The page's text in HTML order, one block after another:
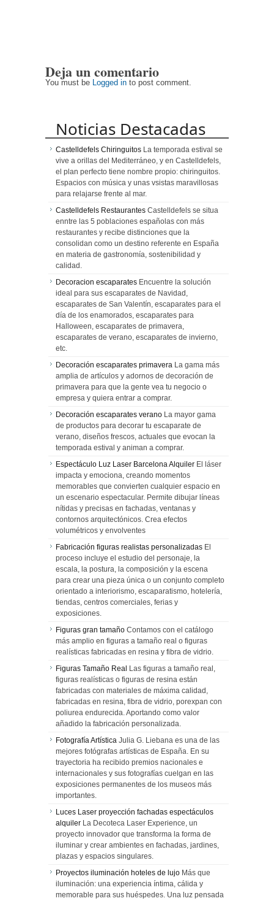
Deja un comentario
You must be Logged in to post comment.
Noticias Destacadas
Castelldefels Chiringuitos La temporada estival se
vive a orillas del Mediterráneo, y en Castelldefels,
el plan perfecto tiene nombre propio: chiringuitos.
Espacios con música y unas vsistas maravillosas
para relajarse frente al mar.
Castelldefels Restaurantes Castelldefels se situa
enntre las 5 poblaciones españolas con más
restaurantes y recibe distinciones que la
consolidan como un destino referente en España
en materia de gastronomía, sostenibilidad y
calidad.
Decoracion escaparates Encuentre la solución
ideal para sus escaparates de Navidad,
escaparates de San Valentín, escaparates para el
día de los enamorados, escaparates para
Halloween, escaparates de primavera,
escaparates de verano, escaparates de invierno,
etc.
Decoración escaparates primavera La gama más
amplia de artículos y adornos de decoración de
primavera para que la gente vea tu negocio o
empresa y quiera entrar a comprar.
Decoración escaparates verano La mayor gama
de productos para decorar tu escaparate de
verano, diseños frescos, actuales que evocan la
temporada estival y animan a comprar.
Espectáculo Luz Laser Barcelona Alquiler El láser
impacta y emociona, creando momentos
memorables que convierten cualquier espacio en
un escenario espectacular. Permite dibujar líneas
nítidas y precisas en fachadas, ventanas y
contornos arquitectónicos. Crea efectos
volumétricos y envolventes
Fabricación figuras realistas personalizadas El
proceso incluye el estudio del personaje, la
escala, la postura, la composición y la escena
para crear una pieza única o un conjunto completo
orientado a interiorismo, escaparatismo, hotelería,
tiendas, centros comerciales, ferias y
exposiciones.
Figuras gran tamaño Contamos con el catálogo
más amplio en figuras a tamaño real o figuras
realísticas fabricadas en resina y fibra de vidrio.
Figuras Tamaño Real Las figuras a tamaño real,
figuras realísticas o figuras de resina están
fabricadas con materiales de máxima calidad,
fabricadas en resina, fibra de vidrio, porexpan con
poliurea endurecida. Aportando como valor
añadido la fabricación personalizada.
Fotografía Artística Julia G. Liebana es una de las
mejores fotógrafas artísticas de España. En su
trayectoria ha recibido premios nacionales e
internacionales y sus fotografías cuelgan en las
exposiciones permanentes de los museos más
importantes.
Luces Laser proyección fachadas espectáculos
alquiler La Decoteca Laser Experience, un
proyecto innovador que transforma la forma de
iluminar y crear ambientes en fachadas, jardines,
plazas y espacios singulares.
Proyectos iluminación hoteles de lujo Más que
iluminación: una experiencia íntima, cálida y
memorable para sus huéspedes. Una luz pensada